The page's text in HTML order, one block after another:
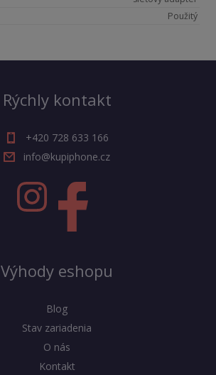
Použitý
Rýchly kontakt
+420 728 633 166
info@kupiphone.cz
Výhody eshopu
Blog
Stav zariadenia
O nás
Kontakt